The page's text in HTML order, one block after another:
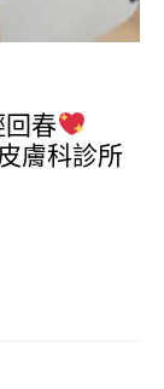
春
膚科診所